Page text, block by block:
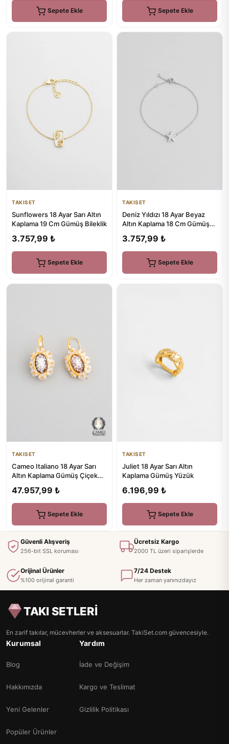
Sepete Ekle Sepete Ekle
TAKISET
Sunflowers 18 Ayar Sarı Altın
Kaplama 19 Cm Gümüş Bileklik
3.757,99 ₺
Sepete Ekle
TAKISET
Deniz Yıldızı 18 Ayar Beyaz
Altın Kaplama 18 Cm Gümüş
3.757,99 ₺
Sepete Ekle
TAKISET
Cameo Italiano 18 Ayar Sarı
Altın Kaplama Gümüş Çiçek
47.957,99 ₺
Sepete Ekle
TAKISET
Juliet 18 Ayar Sarı Altın
Kaplama Gümüş Yüzük
6.196,99 ₺
Sepete Ekle
Güvenli Alışveriş
256-bit SSL koruması
Ücretsiz Kargo
2000 TL üzeri siparişlerde
Orijinal Ürünler
%100 orijinal garanti
7/24 Destek
Her zaman yanınızdayız
TAKI SETLERİ
En zarif takılar, mücevherler ve aksesuarlar. TakiSet.com güvencesiyle.
Kurumsal
Blog
Hakkımızda
Yeni Gelenler
Popüler Ürünler
Yardım
İade ve Değişim
Kargo ve Teslimat
Gizlilik Politikası